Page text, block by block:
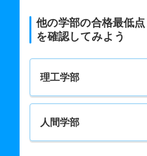
他の学部の合格最低
を確認してみよう
理工学部
人間学部